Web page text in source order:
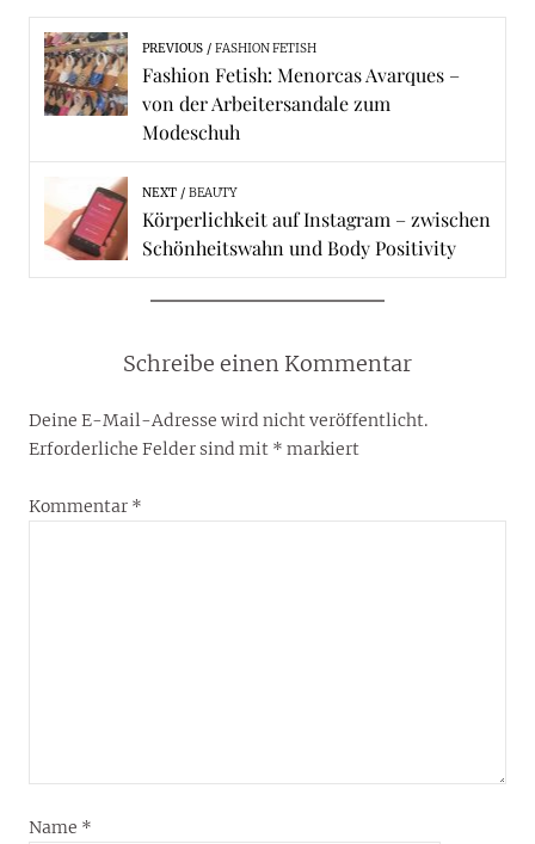
PREVIOUS FASHION FETISH
Fashion Fetish: Menorcas Avarques –
von der Arbeitersandale zum
Modeschuh
NEXT BEAUTY
Körperlichkeit auf Instagram – zwischen
Schönheitswahn und Body Positivity
Schreibe einen Kommentar
Deine E-Mail-Adresse wird nicht veröffentlicht.
Erforderliche Felder sind mit * markiert
Kommentar *
Name *